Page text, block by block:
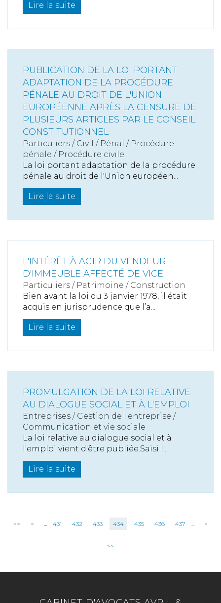
Lire la suite
PUBLICATION DE LA LOI PORTANT
ADAPTATION DE LA PROCÉDURE
PÉNALE AU DROIT DE L'UNION
EUROPÉENNE APRÈS LA CENSURE DE
PLUSIEURS ARTICLES PAR LE CONSEIL
CONSTITUTIONNEL
Particuliers / Civil / Pénal / Procédure
pénale / Procédure civile
La loi portant adaptation de la procédure
pénale au droit de l'Union européen...
Lire la suite
L'INTÉRÊT À AGIR DU VENDEUR
D'IMMEUBLE AFFECTÉ DE VICE
Particuliers / Patrimoine / Construction
Bien avant la loi du 3 janvier 1978, il était
acquis en jurisprudence que l’a...
Lire la suite
PROMULGATION DE LA LOI RELATIVE
AU DIALOGUE SOCIAL ET À L'EMPLOI
Entreprises / Gestion de l'entreprise /
Communication et vie sociale
La loi relative au dialogue social et à
l'emploi vient d'être publiée.Saisi l...
Lire la suite
<< < ... 431 432 433 434 435 436 437 ... >
>>